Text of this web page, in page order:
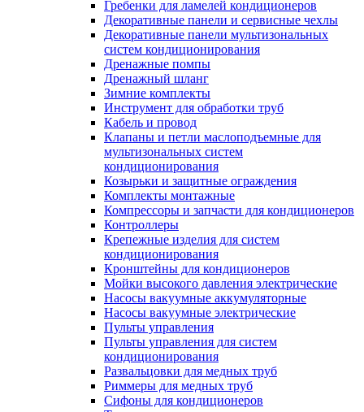
Гребенки для ламелей кондиционеров
Декоративные панели и сервисные чехлы
Декоративные панели мультизональных
систем кондиционирования
Дренажные помпы
Дренажный шланг
Зимние комплекты
Инструмент для обработки труб
Кабель и провод
Клапаны и петли маслоподъемные для
мультизональных систем
кондиционирования
Козырьки и защитные ограждения
Комплекты монтажные
Компрессоры и запчасти для кондиционеров
Контроллеры
Крепежные изделия для систем
кондиционирования
Кронштейны для кондиционеров
Мойки высокого давления электрические
Насосы вакуумные аккумуляторные
Насосы вакуумные электрические
Пульты управления
Пульты управления для систем
кондиционирования
Развальцовки для медных труб
Риммеры для медных труб
Сифоны для кондиционеров